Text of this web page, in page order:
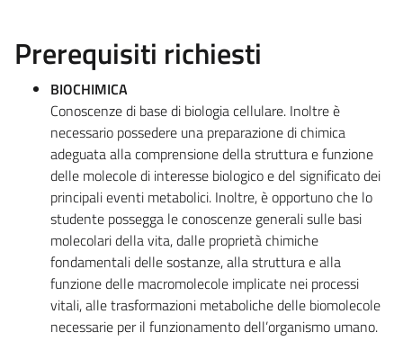
Prerequisiti richiesti
BIOCHIMICA
Conoscenze di base di biologia cellulare. Inoltre è
necessario possedere una preparazione di chimica
adeguata alla comprensione della struttura e funzione
delle molecole di interesse biologico e del significato dei
principali eventi metabolici. Inoltre, è opportuno che lo
studente possegga le conoscenze generali sulle basi
molecolari della vita, dalle proprietà chimiche
fondamentali delle sostanze, alla struttura e alla
funzione delle macromolecole implicate nei processi
vitali, alle trasformazioni metaboliche delle biomolecole
necessarie per il funzionamento dell’organismo umano.